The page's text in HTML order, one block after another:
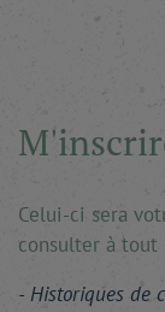
Celui-ci sera
consulter à tout
Historiques de